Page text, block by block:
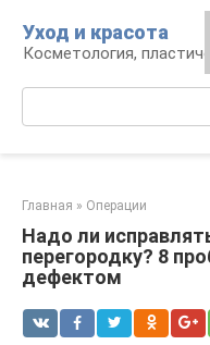
контенту
Уход и красота
Косметология,
Главная » Операции
Надо ли
перегородку? 8
дефектом